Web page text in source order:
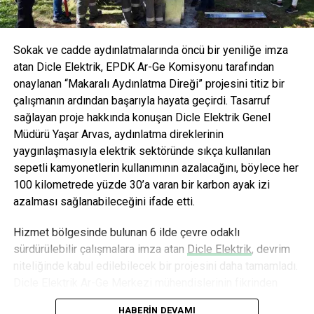
Sokak ve cadde aydınlatmalarında öncü bir yeniliğe imza
atan Dicle Elektrik, EPDK Ar-Ge Komisyonu tarafından
onaylanan “Makaralı Aydınlatma Direği” projesini titiz bir
çalışmanın ardından başarıyla hayata geçirdi. Tasarruf
sağlayan proje hakkında konuşan Dicle Elektrik Genel
Müdürü Yaşar Arvas, aydınlatma direklerinin
yaygınlaşmasıyla elektrik sektöründe sıkça kullanılan
sepetli kamyonetlerin kullanımının azalacağını, böylece her
100 kilometrede yüzde 30’a varan bir karbon ayak izi
azalması sağlanabileceğini ifade etti.
Hizmet bölgesinde bulunan 6 ilde çevre odaklı
sürdürülebilir çalışmalara imza atan Dicle Elektrik, devrim
niteliğinde kabul edilebilecek bir projesini daha tamamladı.
doğan ve 18 aylık titiz bir çalışmanın ardından hayata
HABERIN DEVAMI